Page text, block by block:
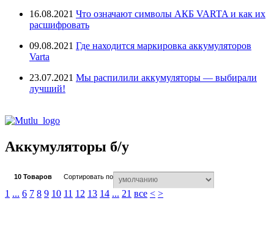
16.08.2021 Что означают символы АКБ VARTA и как их
расшифровать
09.08.2021 Где находится маркировка аккумуляторов
Varta
23.07.2021 Мы распилили аккумуляторы — выбирали
лучший!
Аккумуляторы б/у
10 Товаров Сортировать по
1 ... 6 7 8 9 10 11 12 13 14 ... 21 все < >